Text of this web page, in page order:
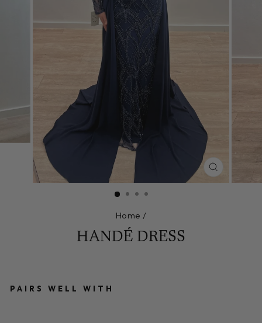
CLOSE
(ESC)
Home /
HANDÉ DRESS
PAIRS WELL WITH